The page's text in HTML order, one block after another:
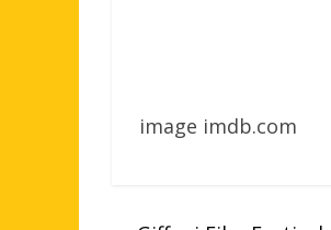
image imdb.com